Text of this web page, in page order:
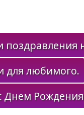
для любимого.
Днем Рождения